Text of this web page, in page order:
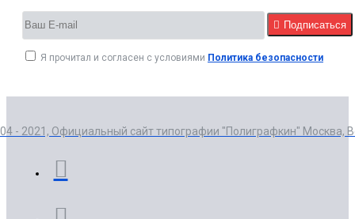
Подписаться
Я прочитал и согласен с условиями Политика безопасности
- 2021, Официальный сайт типографии "Полиграфкин" Москва,